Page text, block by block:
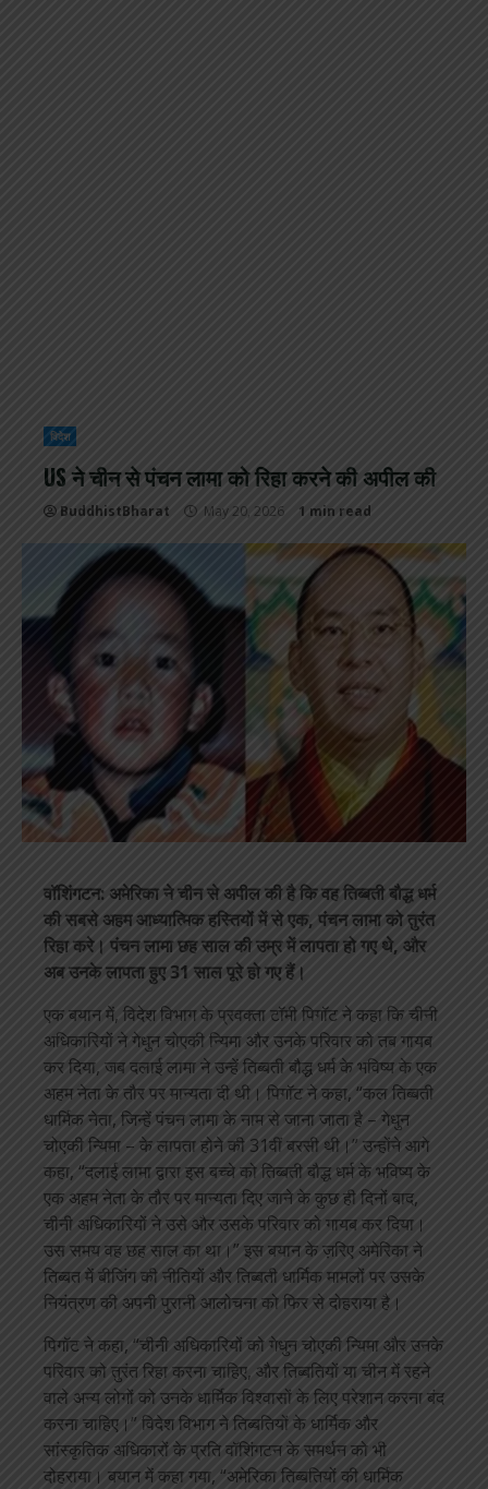
विदेश
US ने चीन से पंचन लामा को रिहा करने की अपील की
BuddhistBharat May 20, 2026 1 min read
वॉशिंगटन: अमेरिका ने चीन से अपील की है कि वह तिब्बती बौद्ध धर्म
की सबसे अहम आध्यात्मिक हस्तियों में से एक, पंचन लामा को तुरंत
रिहा करे। पंचन लामा छह साल की उम्र में लापता हो गए थे, और
अब उनके लापता हुए 31 साल पूरे हो गए हैं।
एक बयान में, विदेश विभाग के प्रवक्ता टॉमी पिगॉट ने कहा कि चीनी
अधिकारियों ने गेधुन चोएकी न्यिमा और उनके परिवार को तब गायब
कर दिया, जब दलाई लामा ने उन्हें तिब्बती बौद्ध धर्म के भविष्य के एक
अहम नेता के तौर पर मान्यता दी थी। पिगॉट ने कहा, “कल तिब्बती
धार्मिक नेता, जिन्हें पंचन लामा के नाम से जाना जाता है – गेधुन
चोएकी न्यिमा – के लापता होने की 31वीं बरसी थी।” उन्होंने आगे
कहा, “दलाई लामा द्वारा इस बच्चे को तिब्बती बौद्ध धर्म के भविष्य के
एक अहम नेता के तौर पर मान्यता दिए जाने के कुछ ही दिनों बाद,
चीनी अधिकारियों ने उसे और उसके परिवार को गायब कर दिया।
उस समय वह छह साल का था।” इस बयान के ज़रिए अमेरिका ने
तिब्बत में बीजिंग की नीतियों और तिब्बती धार्मिक मामलों पर उसके
नियंत्रण की अपनी पुरानी आलोचना को फिर से दोहराया है।
पिगॉट ने कहा, “चीनी अधिकारियों को गेधुन चोएकी न्यिमा और उनके
परिवार को तुरंत रिहा करना चाहिए, और तिब्बतियों या चीन में रहने
वाले अन्य लोगों को उनके धार्मिक विश्वासों के लिए परेशान करना बंद
करना चाहिए।” विदेश विभाग ने तिब्बतियों के धार्मिक और
सांस्कृतिक अधिकारों के प्रति वॉशिंगटन के समर्थन को भी
दोहराया। बयान में कहा गया, “अमेरिका तिब्बतियों की धार्मिक